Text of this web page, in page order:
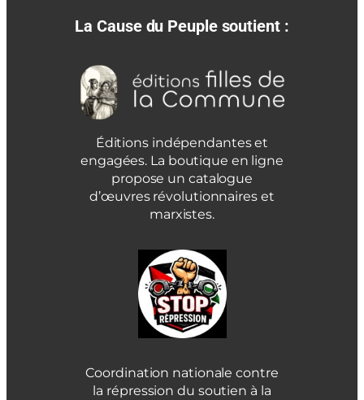
La Cause du Peuple soutient :
Éditions indépendantes et
engagées. La boutique en ligne
propose un catalogue
d’œuvres révolutionnaires et
marxistes.
Coordination nationale contre
la répression du soutien à la